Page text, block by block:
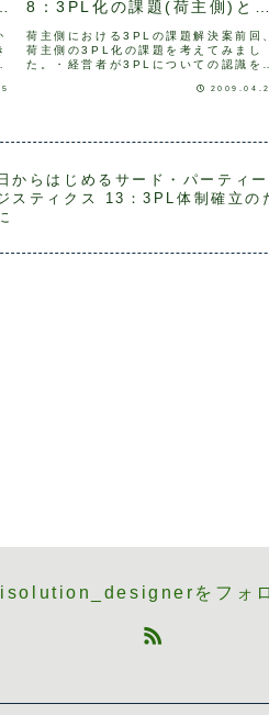
8：3PL化の課題(荷主側)と対
策
荷主側における3PLの課題解決案前回
荷主側の3PL化の課題を考えてみまし
た。・経営者が3PLについての認識を
識の改革が必要・3PLを選定する基準
からはじめるサード・パーティー
スティクス 13：3PL体制確立の
をフォ